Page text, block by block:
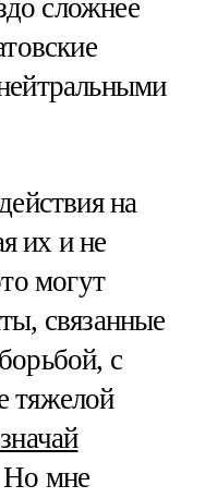
сложнее
на
их и не
могут
связанные
с
тяжелой
мне